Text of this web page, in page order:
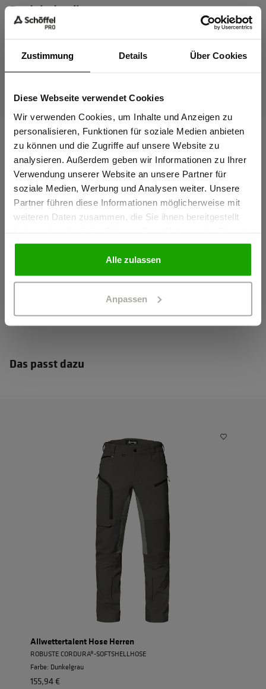
Zustimmung Details Über Cookies
Diese Webseite verwendet Cookies
Wir verwenden Cookies, um Inhalte und Anzeigen zu
personalisieren, Funktionen für soziale Medien anbieten
zu können und die Zugriffe auf unsere Website zu
analysieren. Außerdem geben wir Informationen zu Ihrer
Verwendung unserer Website an unsere Partner für
soziale Medien, Werbung und Analysen weiter. Unsere
Partner führen diese Informationen möglicherweise mit
weiteren Daten zusammen, die Sie ihnen bereitgestellt
gesammelt haben.
Alle zulassen
Anpassen
Produktdetails
Das passt dazu
Allwettertalent Hose Herren
ROBUSTE CORDURA®-SOFTSHELLHOSE
Farbe: Dunkelgrau
155,94 €
Sind Sie
Gewerbetreibender?
Ich bestätige, dass ich Gewerbetreibender bin. Alle
Preise werden netto ausgewiesen.